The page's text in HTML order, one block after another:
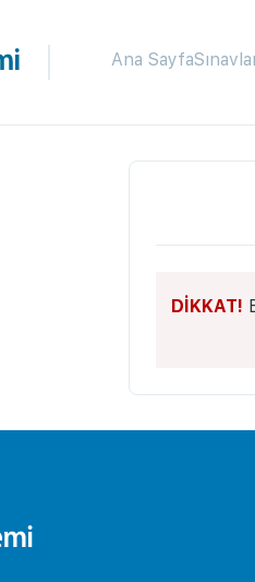
Ana Sayfa
DİKKAT!